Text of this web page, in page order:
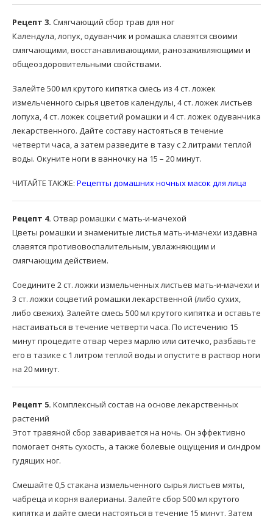
Рецепт 3. Смягчающий сбор трав для ног
Календула, лопух, одуванчик и ромашка славятся своими
смягчающими, восстанавливающими, ранозаживляющими и
общеоздоровительными свойствами.
Залейте 500 мл крутого кипятка смесь из 4 ст. ложек
измельченного сырья цветов календулы, 4 ст. ложек листьев
лопуха, 4 ст. ложек соцветий ромашки и 4 ст. ложек одуванчика
лекарственного. Дайте составу настояться в течение
четверти часа, а затем разведите в тазу с 2 литрами теплой
воды. Окуните ноги в ванночку на 15 – 20 минут.
ЧИТАЙТЕ ТАКЖЕ: Рецепты домашних ночных масок для лица
Рецепт 4. Отвар ромашки с мать-и-мачехой
Цветы ромашки и знаменитые листья мать-и-мачехи издавна
славятся противовоспалительным, увлажняющим и
смягчающим действием.
Соедините 2 ст. ложки измельченных листьев мать-и-мачехи и
3 ст. ложки соцветий ромашки лекарственной (либо сухих,
либо свежих). Залейте смесь 500 мл крутого кипятка и оставьте
настаиваться в течение четверти часа. По истечению 15
минут процедите отвар через марлю или ситечко, разбавьте
его в тазике с 1 литром теплой воды и опустите в раствор ноги
на 20 минут.
Рецепт 5. Комплексный состав на основе лекарственных
растений
Этот травяной сбор заваривается на ночь. Он эффективно
помогает снять сухость, а также болевые ощущения и синдром
гудящих ног.
Смешайте 0,5 стакана измельченного сырья листьев мяты,
чабреца и корня валерианы. Залейте сбор 500 мл крутого
кипятка и дайте смеси настояться в течение 15 минут. Затем